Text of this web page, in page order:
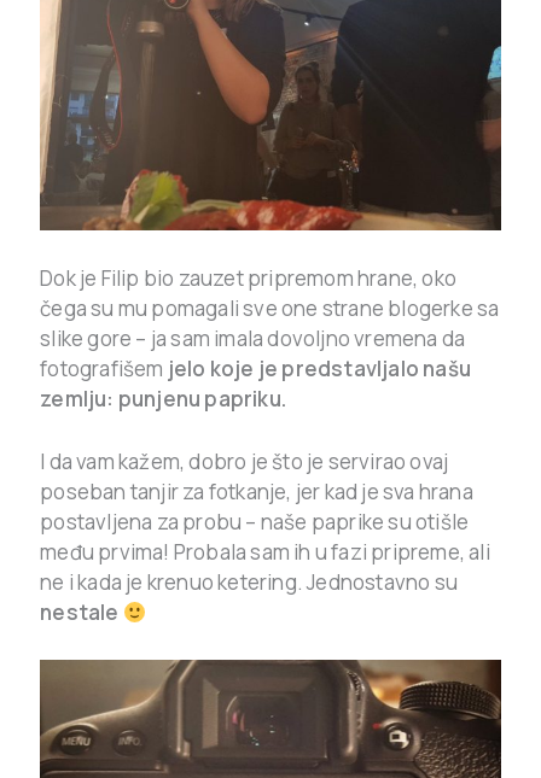
Dok je Filip bio zauzet pripremom hrane, oko
čega su mu pomagali sve one strane blogerke sa
slike gore – ja sam imala dovoljno vremena da
fotografišem jelo koje je predstavljalo našu
zemlju: punjenu papriku.
I da vam kažem, dobro je što je servirao ovaj
poseban tanjir za fotkanje, jer kad je sva hrana
postavljena za probu – naše paprike su otišle
među prvima! Probala sam ih u fazi pripreme, ali
ne i kada je krenuo ketering. Jednostavno su
nestale